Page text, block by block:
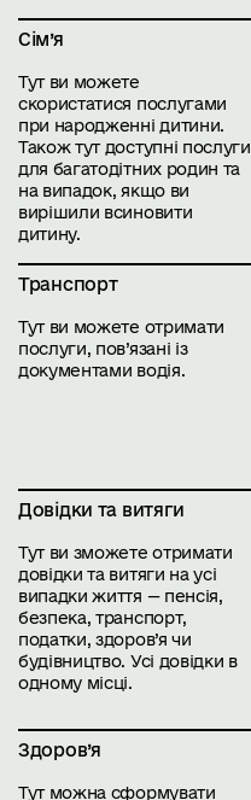
Сім’я
Тут ви можете
скористатися послугами
при народженні дитини.
Також тут доступні послуги
для багатодітних родин та
на випадок, якщо ви
вирішили всиновити
дитину.
Транспорт
Тут ви можете отримати
послуги, пов’язані із
документами водія.
Довідки та витяги
Тут ви зможете отримати
довідки та витяги на усі
випадки життя — пенсія,
безпека, транспорт,
податки, здоров’я чи
будівництво. Усі довідки в
одному місці.
Здоров’я
Тут можна сформувати